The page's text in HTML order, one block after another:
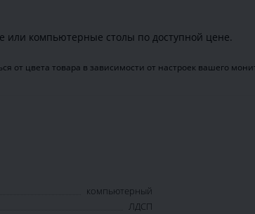
компьютерные столы по доступной цене.
от цвета товара в зависимости от настроек вашего
компьютерный
ЛДСП